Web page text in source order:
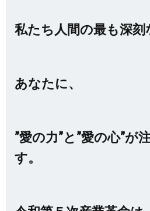
私たち人間の最も深刻
あなたに、
”愛の力”と”愛の心”が
す。